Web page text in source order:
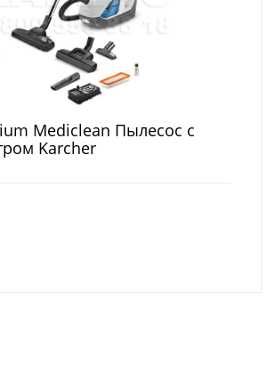
Mediclean Пылесос с
Karcher